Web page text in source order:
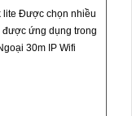
lite Được chọn nhiều
được ứng dụng trong
30m IP Wifi